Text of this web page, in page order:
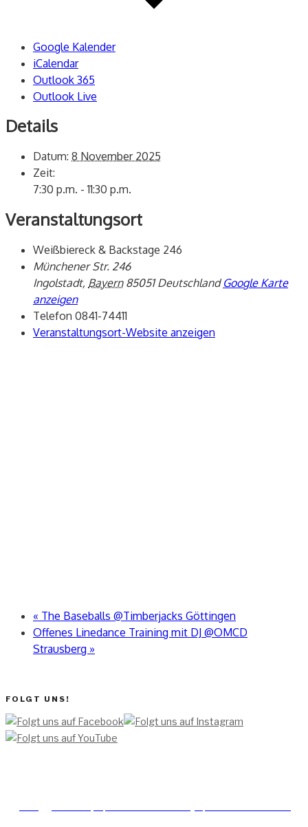
Google Kalender
iCalendar
Outlook 365
Outlook Live
Details
Datum: 8 November 2025
Zeit:
7:30 p.m. - 11:30 p.m.
Veranstaltungsort
Weißbiereck & Backstage 246
Münchener Str. 246
Ingolstadt, Bayern 85051 Deutschland Google Karte
anzeigen
Telefon 0841-74411
Veranstaltungsort-Website anzeigen
« The Baseballs @Timberjacks Göttingen
Offenes Linedance Training mit DJ @OMCD
Strausberg »
FOLGT UNS!